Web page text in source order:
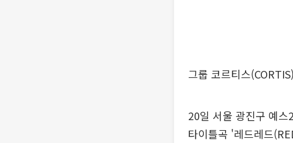
그룹 코르티스
20일 서울 광진구 예
타이틀곡 '레드레드